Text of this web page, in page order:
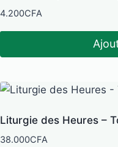
4.200CFA
Liturgie des Heures –
38.000CFA